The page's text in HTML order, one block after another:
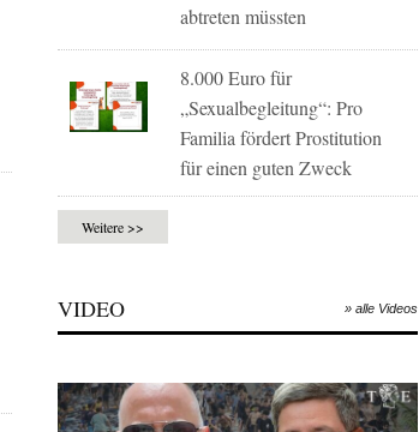
abtreten müssten
8.000 Euro für
„Sexualbegleitung“: Pro
Familia fördert Prostitution
für einen guten Zweck
Weitere >>
VIDEO » alle Videos